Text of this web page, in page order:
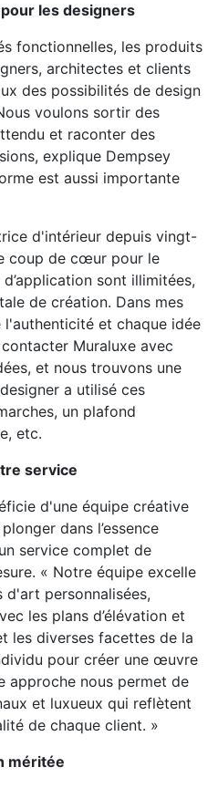
les designers
fonctionnelles, les produits
architectes et clients
des possibilités de design
voulons sortir des
et raconter des
explique Dempsey
est aussi importante
d'intérieur depuis vingt-
coup de cœur pour le
sont illimitées,
de création. Dans mes
et chaque idée
Muraluxe avec
et nous trouvons une
a utilisé ces
un plafond
etc.
service
d'une équipe créative
dans l’essence
service complet de
« Notre équipe excelle
personnalisées,
les plans d’élévation et
les diverses facettes de la
pour créer une œuvre
approche nous permet de
et luxueux qui reflètent
de chaque client. »
méritée